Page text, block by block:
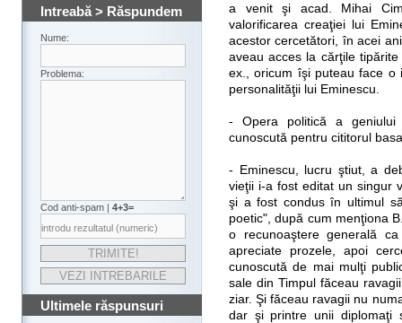
Intreabă > Răspundem
Nume:
Problema:
Cod anti-spam | 4+3=
Ultimele răspunsuri
a venit şi acad. Mihai
valorificarea creaţiei lui
acestor cercetători, în acei
aveau acces la cărţile
ex., oricum îşi puteau face o
personalităţii lui Eminescu.
- Opera politică a geniului
cunoscută pentru cititorul
- Eminescu, lucru ştiut, a
vieţii i-a fost editat un singur
şi a fost condus în ultimul
poetic", după cum menţiona
o recunoaştere generală
apreciate prozele, apoi
cunoscută de mai mulţi
sale din Timpul făceau
ziar. Şi făceau ravagii nu
dar şi printre unii diplomaţi